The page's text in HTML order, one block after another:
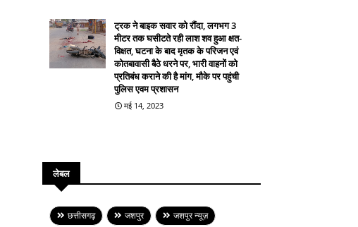
ट्रक ने बाइक सवार को रौंदा, लगभग 3
मीटर तक घसीटते रही लाश शव हुआ क्षत-
विक्षत, घटना के बाद मृतक के परिजन एवं
कोतबावासी बैठे धरने पर, भारी वाहनों को
प्रतिबंध कराने की है मांग, मौके पर पहुंची
पुलिस एवम प्रशासन
मई 14, 2023
लेबल
छत्तीसगढ़ जशपुर जशपुर न्यूज़